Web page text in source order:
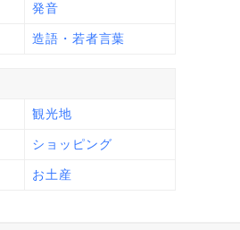
発音
造語・若者言葉
観光地
ショッピング
お土産